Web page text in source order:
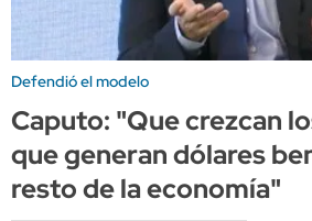
Defendió el modelo
Caputo: "Que crezcan
que generan dólares
resto de la economía"